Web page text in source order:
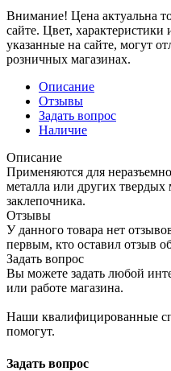
Внимание! Цена актуальна
сайте. Цвет, характеристики
указанные на сайте, могут
розничных магазинах.
Описание
Отзывы
Задать вопрос
Наличие
Описание
Применяются для
металла или других
заклепочника.
Отзывы
У данного товара нет
первым, кто оставил отзыв
Задать вопрос
Вы можете задать любой
или работе магазина.
Наши квалифицированные
помогут.
Задать вопрос